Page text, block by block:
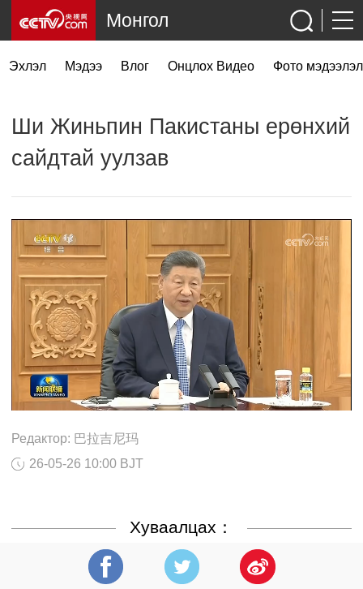
Эхлэл Мэдээ Влог Онцлох Видео Фото мэдээлэл
Монгол
Ши Жиньпин Пакистаны ерөнхий
сайдтай уулзав
Редактор: 巴拉吉尼玛
26-05-26 10:00 BJT
Хуваалцах：